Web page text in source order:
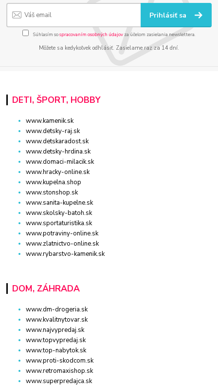
Prihlásiť sa
Súhlasím sospracovaním osobných údajov za účelom zasielania newslettera.
Môžete sa kedykoľvek odhlásiť. Zasielame raz za 14 dní.
DETI, ŠPORT, HOBBY
www.kamenik.sk
www.detsky-raj.sk
www.detskaradost.sk
www.detsky-hrdina.sk
www.domaci-milacik.sk
www.hracky-online.sk
www.kupelna.shop
www.stonshop.sk
www.sanita-kupelne.sk
www.skolsky-batoh.sk
www.sportaturistika.sk
www.potraviny-online.sk
www.zlatnictvo-online.sk
www.rybarstvo-kamenik.sk
DOM, ZÁHRADA
www.dm-drogeria.sk
www.kvalitnytovar.sk
www.najvypredaj.sk
www.topvypredaj.sk
www.top-nabytok.sk
www.proti-skodcom.sk
www.retromaxishop.sk
www.superpredajca.sk